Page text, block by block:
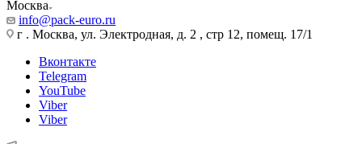
Москва
info@pack-euro.ru
г . Москва, ул. Электродная, д. 2 , стр 12, помещ. 17/1
Вконтакте
Telegram
YouTube
Viber
Viber